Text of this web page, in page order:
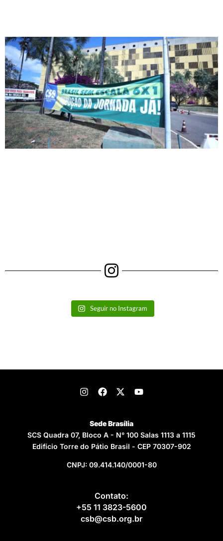
Seguir no Instagram
Sede Brasília
SCS Quadra 07, Bloco A - N° 100 Salas 1113 a 1115
Edifício Torre do Pátio Brasil - CEP 70307-902
CNPJ: 09.414.140/0001-80
Contato:
+55 11 3823-5600
csb@csb.org.br